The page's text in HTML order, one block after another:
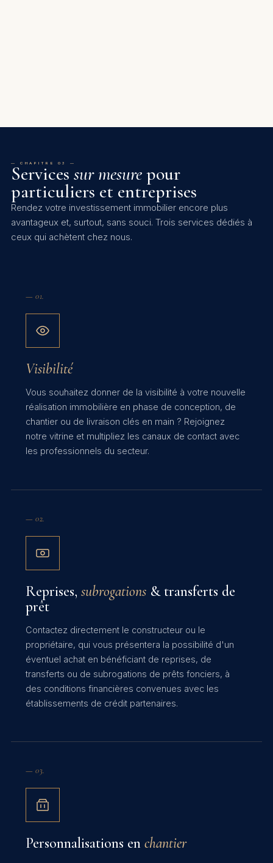
— CHAPITRE 03 —
Services sur mesurepour
particuliers et entreprises
Rendez votre investissement immobilier encore plus
avantageux et, surtout, sans souci. Trois services dédiés à
ceux qui achètent chez nous.
— 01.
Visibilité
Vous souhaitez donner de la visibilité à votre nouvelle
réalisation immobilière en phase de conception, de
chantier ou de livraison clés en main ? Rejoignez
notre vitrine et multipliez les canaux de contact avec
les professionnels du secteur.
— 02.
Reprises, subrogations & transferts de
prêt
Contactez directement le constructeur ou le
propriétaire, qui vous présentera la possibilité d'un
éventuel achat en bénéficiant de reprises, de
transferts ou de subrogations de prêts fonciers, à
des conditions financières convenues avec les
établissements de crédit partenaires.
— 03.
Personnalisations en chantier